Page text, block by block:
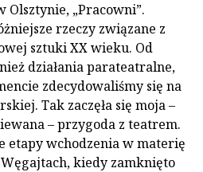
„Pracowni”.
rzeczy związane z
sztuki XX wieku. Od
działania parateatralne,
zdecydowaliśmy się na
Tak zaczęła się moja –
– przygoda z teatrem.
etapy wchodzenia w ma­terię
kiedy za­mknięto